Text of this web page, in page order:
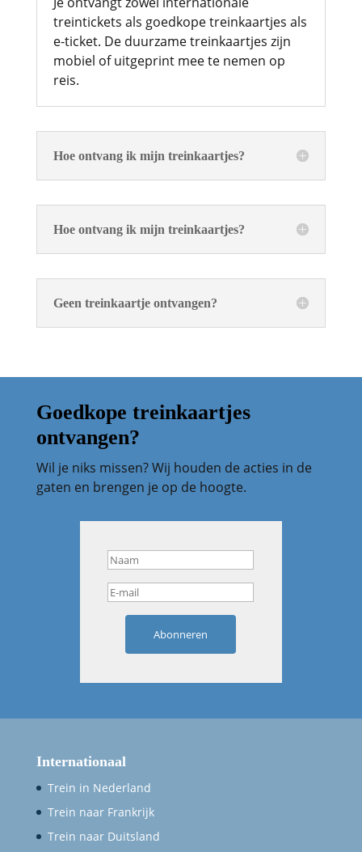
treintickets als goedkope treinkaartjes als
e-ticket. De duurzame treinkaartjes zijn
mobiel of uitgeprint mee te nemen op
reis.
Hoe ontvang ik mijn treinkaartjes?
Hoe ontvang ik mijn treinkaartjes?
Geen treinkaartje ontvangen?
Goedkope treinkaartjes
ontvangen?
Wil je niks missen? Wij houden de acties in de
gaten en brengen je op de hoogte.
Abonneren
Internationaal
Trein in Nederland
Trein naar Frankrijk
Trein naar Duitsland